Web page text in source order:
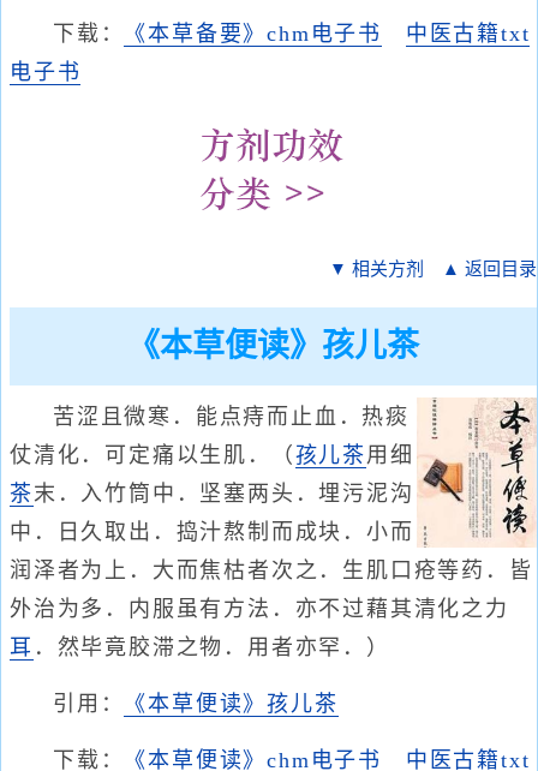
下载： 《本草备要》chm电子书
中医古籍txt
电子书
▼ 相关方剂 ▲ 返回目录
《本草便读》孩儿茶
苦涩且微寒．能点痔而止血．热痰
仗清化．可定痛以生肌．（ 孩儿茶用细
茶末．入竹筒中．坚塞两头．埋污泥沟
中．日久取出．捣汁熬制而成块．小而
润泽者为上．大而焦枯者次之．生肌口疮等药．皆
外治为多．内服虽有方法．亦不过藉其清化之力
耳 ．然毕竟胶滞之物．用者亦罕．）
引用： 《本草便读》孩儿茶
下载： 《本草便读》chm电子书
中医古籍txt